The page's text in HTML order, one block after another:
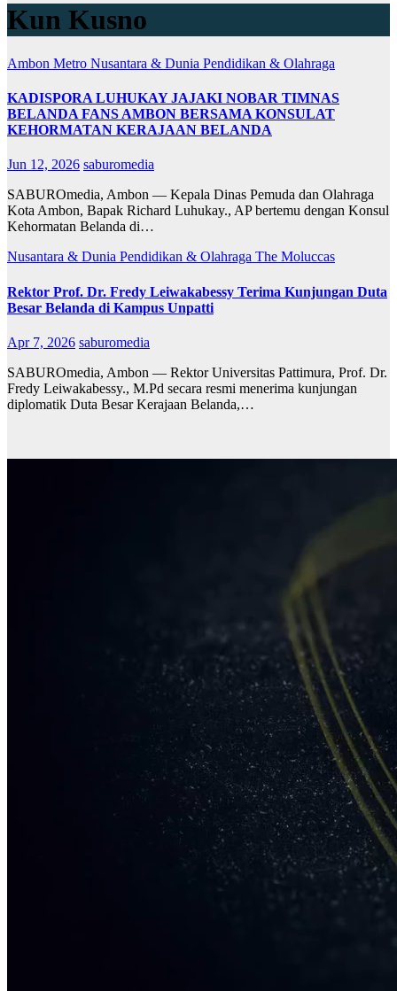
Kun Kusno
Ambon Metro Nusantara & Dunia Pendidikan & Olahraga
KADISPORA LUHUKAY JAJAKI NOBAR TIMNAS
BELANDA FANS AMBON BERSAMA KONSULAT
KEHORMATAN KERAJAAN BELANDA
Jun 12, 2026 saburomedia
SABUROmedia, Ambon — Kepala Dinas Pemuda dan Olahraga
Kota Ambon, Bapak Richard Luhukay., AP bertemu dengan Konsul
Kehormatan Belanda di…
Nusantara & Dunia Pendidikan & Olahraga The Moluccas
Rektor Prof. Dr. Fredy Leiwakabessy Terima Kunjungan Duta
Besar Belanda di Kampus Unpatti
Apr 7, 2026 saburomedia
SABUROmedia, Ambon — Rektor Universitas Pattimura, Prof. Dr.
Fredy Leiwakabessy., M.Pd secara resmi menerima kunjungan
diplomatik Duta Besar Kerajaan Belanda,…